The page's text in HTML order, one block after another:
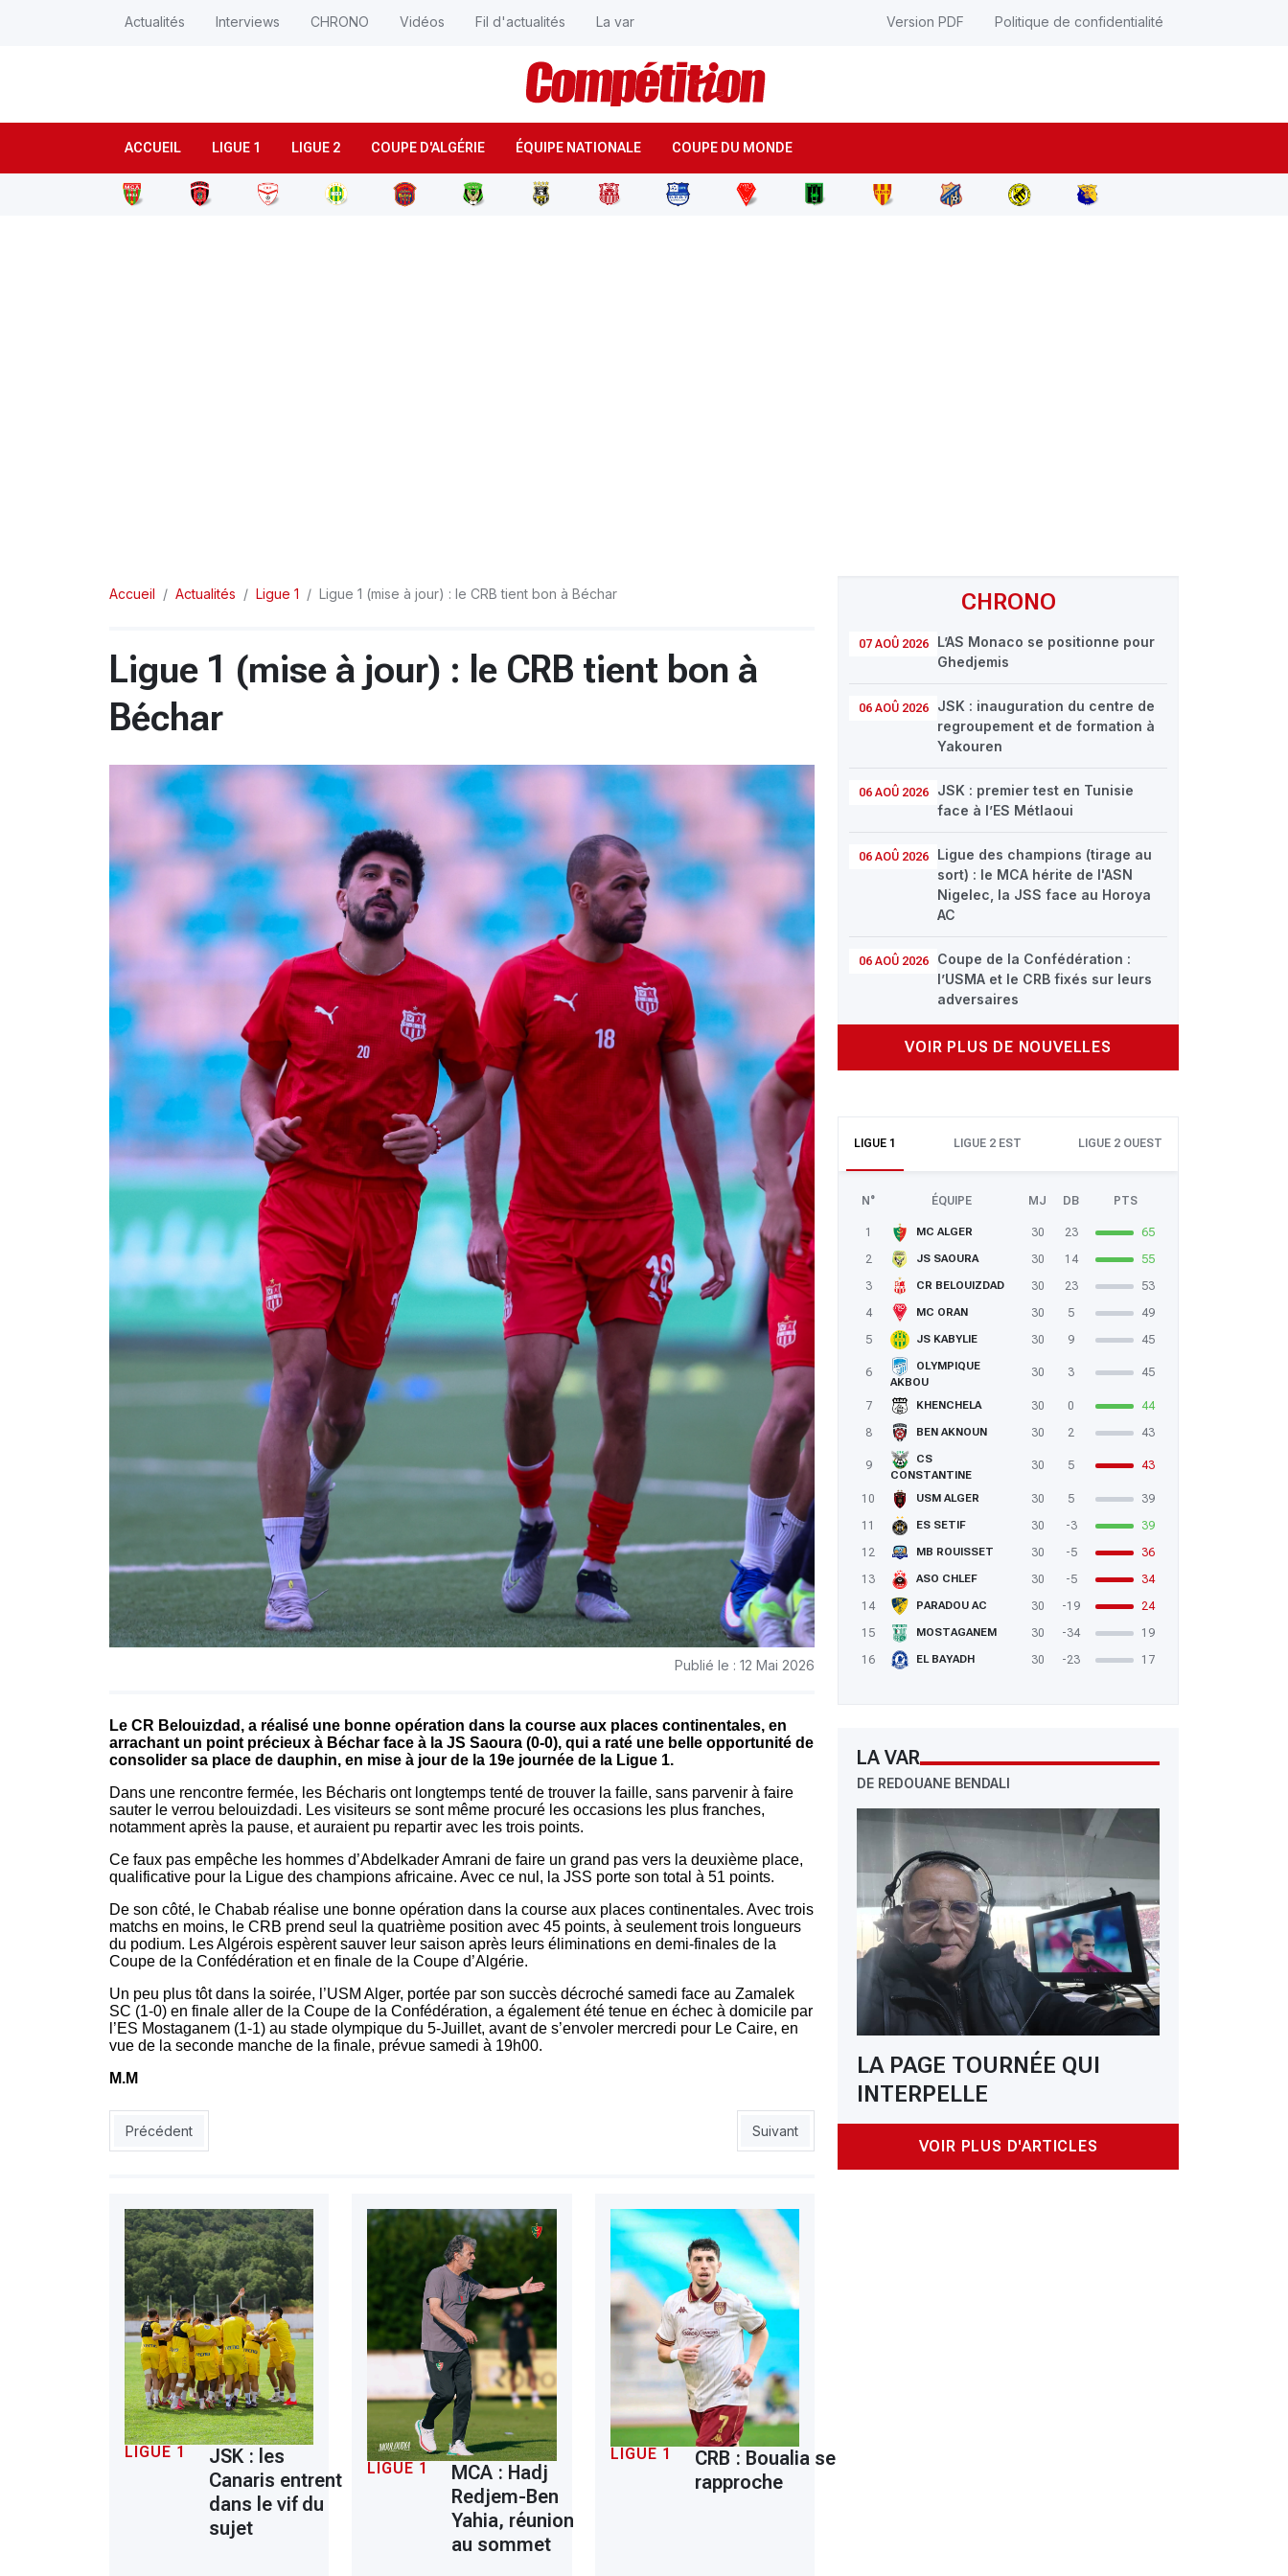
ACCUEIL LIGUE 1 LIGUE 2 COUPE D'ALGÉRIE ÉQUIPE NATIONALE COUPE DU MONDE
Actualités Interviews CHRONO Vidéos Fil d'actualités La var Version PDF Politique de confidentialité
CHRONO
07 AOÛ 2026
L’AS Monaco se positionne pour
Ghedjemis
06 AOÛ 2026
JSK : inauguration du centre de
regroupement et de formation à
Yakouren
06 AOÛ 2026
JSK : premier test en Tunisie
face à l’ES Métlaoui
06 AOÛ 2026
Ligue des champions (tirage au
sort) : le MCA hérite de l'ASN
Nigelec, la JSS face au Horoya
AC
06 AOÛ 2026
Coupe de la Confédération :
l’USMA et le CRB fixés sur leurs
adversaires
VOIR PLUS DE NOUVELLES
LIGUE 1 LIGUE 2 EST LIGUE 2 OUEST
N° ÉQUIPE MJ DB PTS
1 MC ALGER 30 23
65
2
JS SAOURA 30 14
55
3
CR BELOUIZDAD 30 23
53
4
MC ORAN 30 5
49
5
JS KABYLIE 30 9 45
6
OLYMPIQUE
AKBOU
30 3 45
7 KHENCHELA 30 0
44
8
BEN AKNOUN 30 2 43
9
CS
CONSTANTINE
30 5 43
10 USM ALGER 30 5
39
11
ES SETIF 30 -3
39
12
MB ROUISSET 30 -5
36
13
ASO CHLEF 30 -5
34
14
PARADOU AC 30 -19
24
15
MOSTAGANEM 30 -34
19
16
EL BAYADH 30 -23 17
LA VAR
DE REDOUANE BENDALI
LA PAGE TOURNÉE QUI
INTERPELLE
VOIR PLUS D'ARTICLES
Accueil Actualités Ligue 1 Ligue 1 (mise à jour) : le CRB tient bon à Béchar
Ligue 1 (mise à jour) : le CRB tient bon à
Béchar
Publié le : 12 Mai 2026
Le CR Belouizdad, a réalisé une bonne opération dans la course aux places continentales, en
arrachant un point précieux à Béchar face à la JS Saoura (0-0), qui a raté une belle opportunité de
consolider sa place de dauphin, en mise à jour de la 19e journée de la Ligue 1.
Dans une rencontre fermée, les Bécharis ont longtemps tenté de trouver la faille, sans parvenir à faire
sauter le verrou belouizdadi. Les visiteurs se sont même procuré les occasions les plus franches,
notamment après la pause, et auraient pu repartir avec les trois points.
Ce faux pas empêche les hommes d’Abdelkader Amrani de faire un grand pas vers la deuxième place,
qualificative pour la Ligue des champions africaine. Avec ce nul, la JSS porte son total à 51 points.
De son côté, le Chabab réalise une bonne opération dans la course aux places continentales. Avec trois
matchs en moins, le CRB prend seul la quatrième position avec 45 points, à seulement trois longueurs
du podium. Les Algérois espèrent sauver leur saison après leurs éliminations en demi-finales de la
Coupe de la Confédération et en finale de la Coupe d’Algérie.
Un peu plus tôt dans la soirée, l’USM Alger, portée par son succès décroché samedi face au Zamalek
SC (1-0) en finale aller de la Coupe de la Confédération, a également été tenue en échec à domicile par
l’ES Mostaganem (1-1) au stade olympique du 5-Juillet, avant de s’envoler mercredi pour Le Caire, en
vue de la seconde manche de la finale, prévue samedi à 19h00.
M.M
Article précédent : MCO : Hyproc passe à l’action pour Belaïli
Précédent Article suivant : Ligue 1 (mise à jour) : l’USMA cale à domicile avant le Zamalek
Suivant
LIGUE 1
JSK : les
Canaris entrent
dans le vif du
sujet
LIGUE 1
MCA : Hadj
Redjem-Ben
Yahia, réunion
au sommet
LIGUE 1
CRB : Boualia se
rapproche